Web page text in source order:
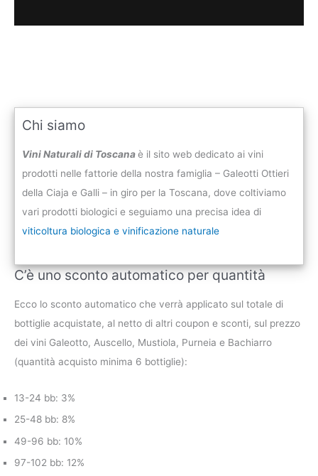
Chi siamo
Vini Naturali di Toscanaè il sito web dedicato ai vini
prodotti nelle fattorie della nostra famiglia – Galeotti Ottieri
della Ciaja e Galli – in giro per la Toscana, dove coltiviamo
vari prodotti biologici e seguiamo una precisa idea di
viticoltura biologica e vinificazione naturale
C’è uno sconto automatico per quantità
Ecco lo sconto automatico che verrà applicato sul totale di
bottiglie acquistate, al netto di altri coupon e sconti, sul prezzo
dei vini Galeotto, Auscello, Mustiola, Purneia e Bachiarro
(quantità acquisto minima 6 bottiglie):
13-24 bb: 3%
25-48 bb: 8%
49-96 bb: 10%
97-102 bb: 12%